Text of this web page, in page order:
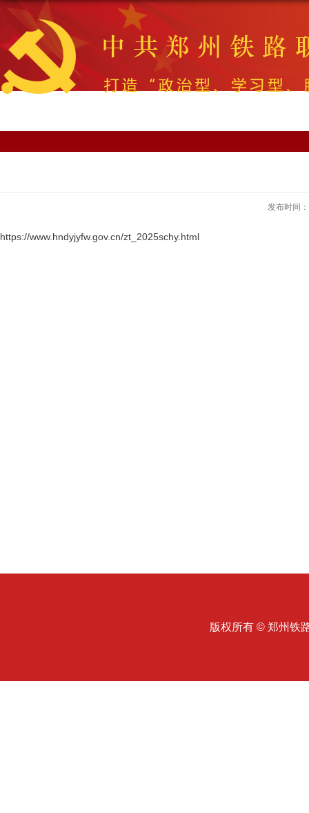
发布时间
https://www.hndyjyfw.gov.cn/zt_2025schy.html
版权所有 © 郑州铁